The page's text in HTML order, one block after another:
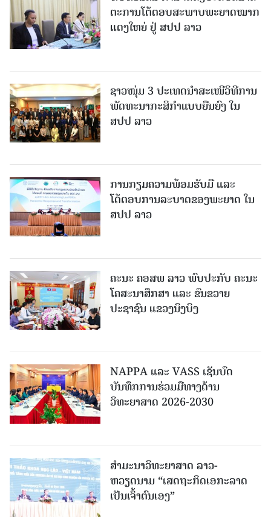
ຕະການໂຕ້ຕອບສະພາບພະຍາດໝາກ
ແດງໃຫຍ່ ຢູ່ ສປປ ລາວ
ຊາວໜຸ່ມ 3 ປະເທດນຳສະເໜີວິທີການ
ພັດທະນາກະສິກຳແບບຍືນຍົງ ໃນ
ສປປ ລາວ
ການກຽມຄວາມພ້ອມຮັບມື ແລະ
ໂຕ້ຕອບການລະບາດຂອງພະຍາດ ໃນ
ສປປ ລາວ
ຄະນະ ຄອສພ ລາວ ພົບປະກັບ ຄະນະ
ໂຄສະນາສຶກສາ ແລະ ຂົນຂວາຍ
ປະຊາຊົນ ແຂວງນິງບິງ
NAPPA ແລະ VASS ເຊັນບົດ
ບັນທຶກການຮ່ວມມືທາງດ້ານ
ວິທະຍາສາດ 2026-2030
ສຳມະນາວິທະຍາສາດ ລາວ-
ຫວຽດນາມ “ເສດຖະກິດເອກະລາດ
ເປັນເຈົ້າຕົນເອງ”